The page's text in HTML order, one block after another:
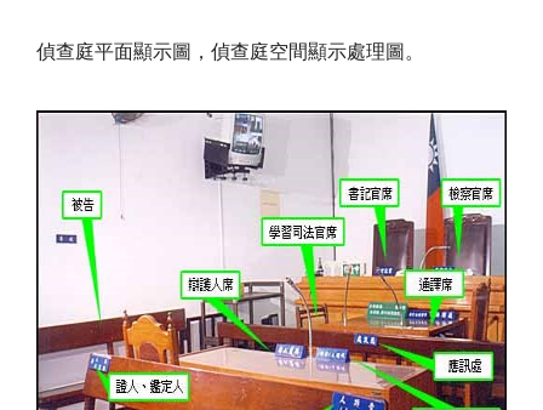
偵查庭平面顯示圖，偵查庭空間顯示處理圖。